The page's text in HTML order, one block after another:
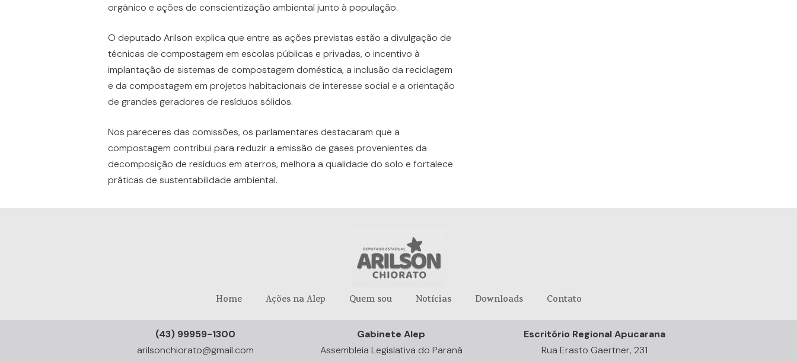
orgânico e ações de conscientização ambiental junto à população.
O deputado Arilson explica que entre as ações previstas estão a divulgação de
técnicas de compostagem em escolas públicas e privadas, o incentivo à
implantação de sistemas de compostagem doméstica, a inclusão da reciclagem
e da compostagem em projetos habitacionais de interesse social e a orientação
de grandes geradores de resíduos sólidos.
Nos pareceres das comissões, os parlamentares destacaram que a
compostagem contribui para reduzir a emissão de gases provenientes da
decomposição de resíduos em aterros, melhora a qualidade do solo e fortalece
práticas de sustentabilidade ambiental.
Home Ações na Alep Quem sou Notícias Downloads Contato
(43) 99959-1300
arilsonchiorato@gmail.com
Gabinete Alep
Assembleia Legislativa do Paraná
Escritório Regional Apucarana
Rua Erasto Gaertner, 231